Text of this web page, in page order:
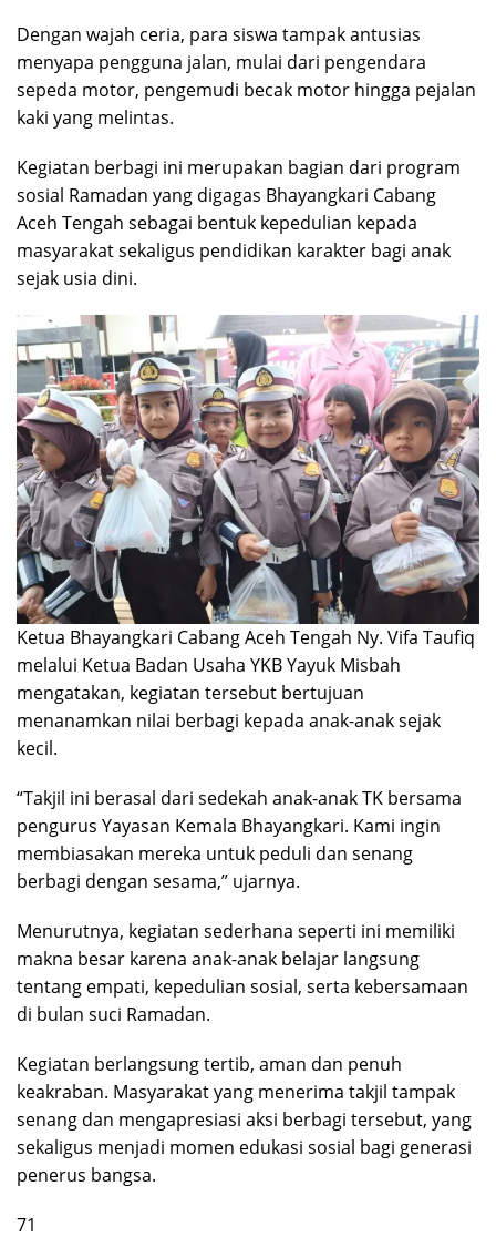
Dengan wajah ceria, para siswa tampak antusias
menyapa pengguna jalan, mulai dari pengendara
sepeda motor, pengemudi becak motor hingga pejalan
kaki yang melintas.
Kegiatan berbagi ini merupakan bagian dari program
sosial Ramadan yang digagas Bhayangkari Cabang
Aceh Tengah sebagai bentuk kepedulian kepada
masyarakat sekaligus pendidikan karakter bagi anak
sejak usia dini.
Ketua Bhayangkari Cabang Aceh Tengah Ny. Vifa Taufiq
melalui Ketua Badan Usaha YKB Yayuk Misbah
mengatakan, kegiatan tersebut bertujuan
menanamkan nilai berbagi kepada anak-anak sejak
kecil.
“Takjil ini berasal dari sedekah anak-anak TK bersama
pengurus Yayasan Kemala Bhayangkari. Kami ingin
membiasakan mereka untuk peduli dan senang
berbagi dengan sesama,” ujarnya.
Menurutnya, kegiatan sederhana seperti ini memiliki
makna besar karena anak-anak belajar langsung
tentang empati, kepedulian sosial, serta kebersamaan
di bulan suci Ramadan.
Kegiatan berlangsung tertib, aman dan penuh
keakraban. Masyarakat yang menerima takjil tampak
senang dan mengapresiasi aksi berbagi tersebut, yang
sekaligus menjadi momen edukasi sosial bagi generasi
penerus bangsa.
71